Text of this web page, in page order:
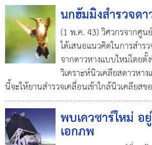
นกฮัมมิงสำรวจดา
(1 พ.ค. 43) วิศวกรจากศูน
ได้เสนอแนวคิดในการสำร
จากดาวหางแบบใหม่โดยตั้
วิเคราะห์นิวเคลียสดาวห
นี้จะให้ยานสำรวจเคลื่อนเข้าใกล้นิวเคลียสข
พบเควซาร์ใหม่ อ
เอกภพ